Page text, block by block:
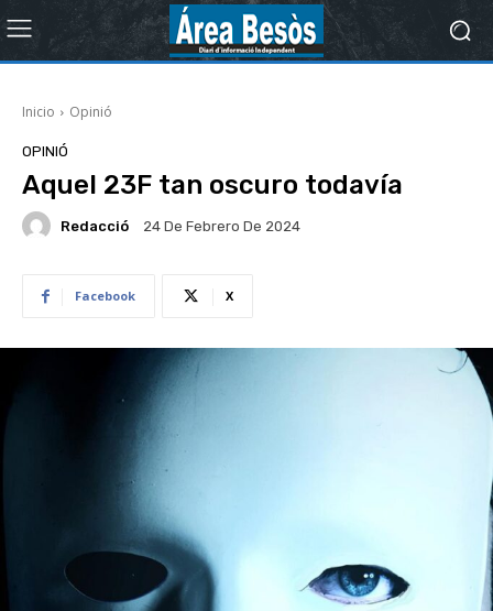
Inicio Opinió
OPINIÓ
Aquel 23F tan oscuro todavía
Redacció 24 De Febrero De 2024
Facebook X